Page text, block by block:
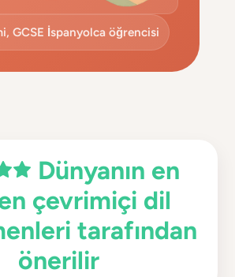
GCSE İspanyolca öğrencisi
Dünyanın en
çevrimiçi dil
tarafından
önerilir